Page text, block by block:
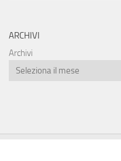
ARCHIVI
Archivi